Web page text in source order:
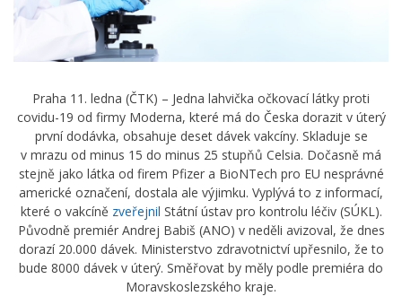
Praha 11. ledna (ČTK) – Jedna lahvička očkovací látky proti
covidu-19 od firmy Moderna, které má do Česka dorazit v úterý
první dodávka, obsahuje deset dávek vakcíny. Skladuje se
v mrazu od minus 15 do minus 25 stupňů Celsia. Dočasně má
stejně jako látka od firem Pfizer a BioNTech pro EU nesprávné
americké označení, dostala ale výjimku. Vyplývá to z informací,
které o vakcíně zveřejnil Státní ústav pro kontrolu léčiv (SÚKL).
Původně premiér Andrej Babiš (ANO) v neděli avizoval, že dnes
dorazí 20.000 dávek. Ministerstvo zdravotnictví upřesnilo, že to
bude 8000 dávek v úterý. Směřovat by měly podle premiéra do
Moravskoslezského kraje.